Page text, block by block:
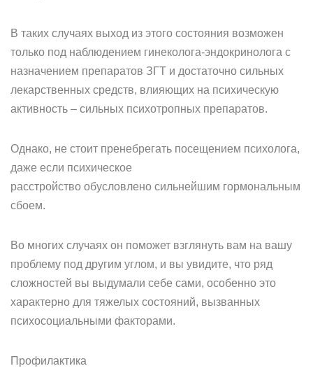
В таких случаях выход из этого состояния возможен
только под наблюдением гинеколога-эндокринолога с
назначением препаратов ЗГТ и достаточно сильных
лекарственных средств, влияющих на психическую
активность – сильных психотропных препаратов.
Однако, не стоит пренебрегать посещением психолога,
даже если психическое
расстройство обусловлено сильнейшим гормональным
сбоем.
Во многих случаях он поможет взглянуть вам на вашу
проблему под другим углом, и вы увидите, что ряд
сложностей вы выдумали себе сами, особенно это
характерно для тяжелых состояний, вызванных
психосоциальными факторами.
Профилактика